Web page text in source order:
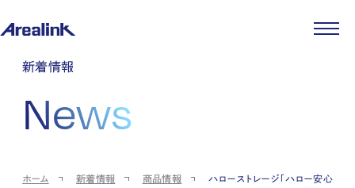
企業情報
企業理念
会社概要
コーポレートガバナンス
ストレージ事業
パートナー制度
土地権利整備事業
IR情報
IRカレンダー
IRポリシー
ニュース
新着情報
News
ホーム 新着情報 商品情報 ハローストレージ「ハロー安心保証